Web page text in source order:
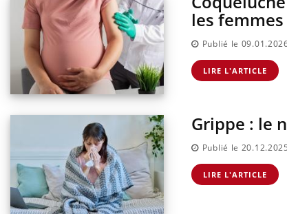
les
Publié le
LIRE L'ARTICLE
Grippe : le
Publié le 20.12.2025
LIRE L'ARTICLE